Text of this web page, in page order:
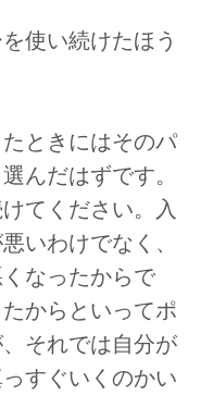
使い続けたほう
ときにはそのパ
んだはずです。
てください。入
いわけでなく、
なったからで
からといってポ
それでは自分が
すぐいくのかい